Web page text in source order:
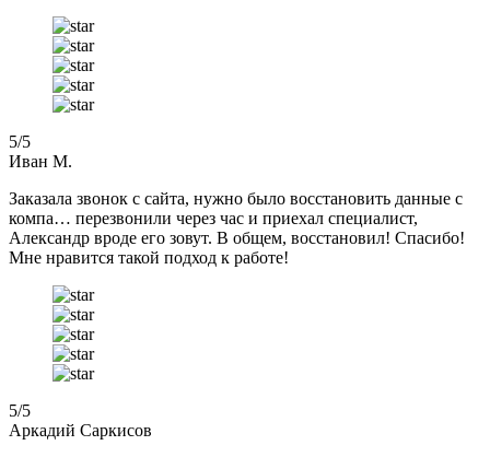
5/5
Иван М.
Заказала звонок с сайта, нужно было восстановить данные с
компа… перезвонили через час и приехал специалист,
Александр вроде его зовут. В общем, восстановил! Спасибо!
Мне нравится такой подход к работе!
5/5
Аркадий Саркисов